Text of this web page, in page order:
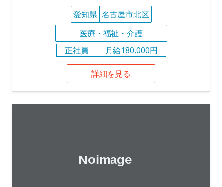
愛知県 名古屋市北区
医療・福祉・介護
正社員
月給180,000円
詳細を見る